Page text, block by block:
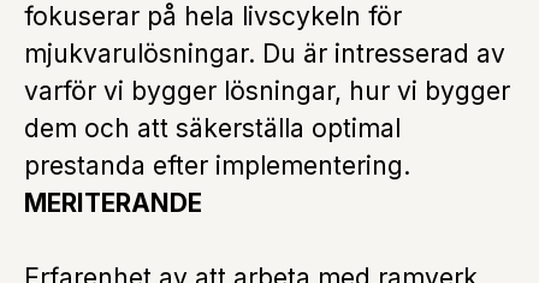
fokuserar på hela livscykeln för
mjukvarulösningar. Du är intresserad av
varför vi bygger lösningar, hur vi bygger
dem och att säkerställa optimal
prestanda efter implementering.
MERITERANDE